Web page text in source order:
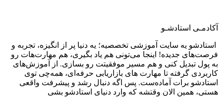
آکادمـی استادشـو
استادشو یه سایت آموزشی تخصصیه؛ یه دنیا پر از انگیزه، تجربه و
فرصت‌های جدیده! اینجا می‌تونی هم یاد بگیری، هم مهارت‌هات رو
به پول تبدیل کنی و هم مسیر موفقیتت رو بسازی. از آموزش‌های
کاربردی گرفته تا مهارت های بازاریابی حرفه‌ای، همه‌چی توی
استادشو برات آماده‌ست. پس اگه دنبال رشد و پیشرفت واقعی
هستی، همین الان وقتشه که وارد دنیای استادشو بشی